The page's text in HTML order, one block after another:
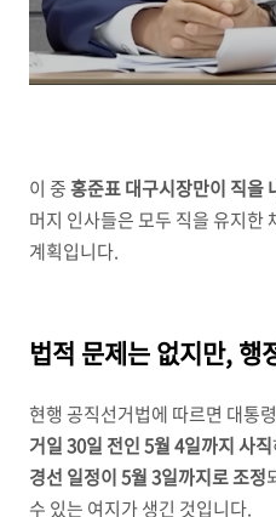
이 중홍준표 대구시장만이 직을
머지 인사들은 모두 직을 유지한
계획입니다.
법적 문제는 없지만, 행
현행 공직선거법에 따르면 대통
거일 30일 전인 5월 4일까지 사직
경선 일정이 5월 3일까지로 조정
수 있는 여지가 생긴 것입니다.